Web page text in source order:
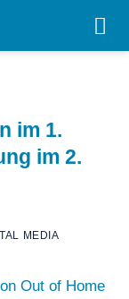
im 1.
im 2.
MEDIA
Out of Home